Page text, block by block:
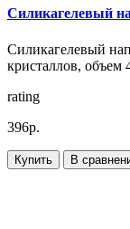
Силикагелевый
Силикагелевый
кристаллов, объем
rating
396р.
Купить В